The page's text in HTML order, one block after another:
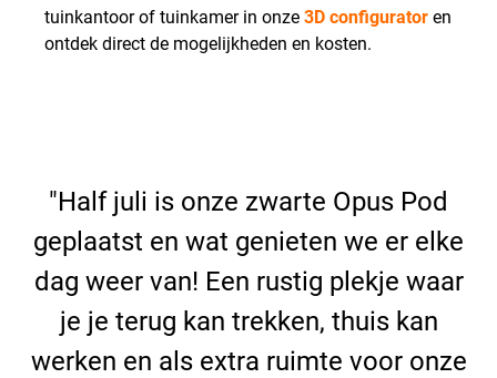
tuinkantoor of tuinkamer in onze 3D configurator en
ontdek direct de mogelijkheden en kosten.
"Half juli is onze zwarte Opus Pod
geplaatst en wat genieten we er elke
dag weer van! Een rustig plekje waar
je je terug kan trekken, thuis kan
werken en als extra ruimte voor onze